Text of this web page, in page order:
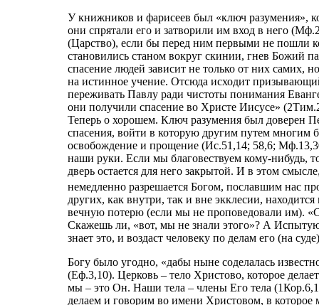
У книжников и фарисеев был «ключ разумения»,
они спрятали его и затворили им вход в него
(Царство), если бы перед ним первыми не пошли
становились станом вокруг скинии, гнев Божий
спасение людей зависит не только от них
на истинное учение. Отсюда исходит
переживать Павлу ради чистоты понимания
они получили спасение во Христе Иисусе»
Теперь о хорошем. Ключ разумения был доверен
спасения, войти в которую другим путем
освобождение и прощение (Ис.51,14; 58,6;
наши руки. Если мы благовествуем кому-нибудь,
дверь остается для него закрытой. И в этом
немедленно разрешается Богом, пославшим нас
других, как внутри, так и вне экклесии,
вечную потерю (если мы не проповедовали им).
Скажешь ли, «вот, мы не знали этого»? А
знает это, и воздаст человеку по делам его (на
Богу было угодно, «дабы ныне соделалась
(Еф.3,10). Церковь – тело Христово, которое
мы – это Он. Наши тела – члены Его тела
делаем и говорим во имени Христовом, в